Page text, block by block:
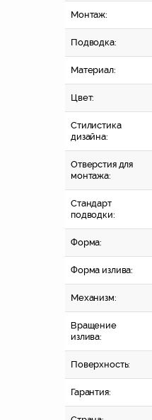
Монтаж:
Подводка:
Материал:
Цвет:
Стилистика
дизайна:
Отверстия для
монтажа:
Стандарт
подводки:
Форма:
Форма излива:
Механизм:
Вращение
излива:
Поверхность:
Гарантия: